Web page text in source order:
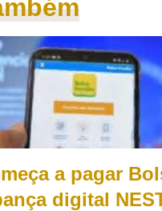
a pagar
digital